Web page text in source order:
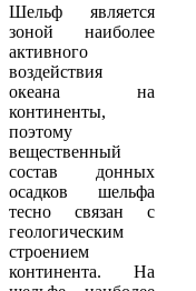
Шельф является
зоной наиболее
активного
воздействия
океана на
континенты,
поэтому
вещественный
состав донных
осадков шельфа
тесно связан с
геологическим
строением
континента. На